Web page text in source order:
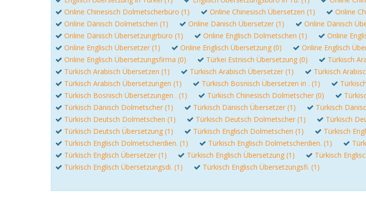
Online Chinesisch Dolmetscherbüro (1)
Online Chinesisch Übersetzen (1) Online
Online Dänisch Dolmetschen (1)
Online Dänisch Übersetzer (1) Online Dänisch
Online Dänisch Übersetzungrbüro (1)
Online Englisch Dolmetschen (1) Online
Online Englisch Übersetzer (1)
Online Englisch Übersetzung (0) Online Englisch
Online Englisch Übersetzungsfirma (0)
Türkei Estnisch Übersetzung (0) Türkisch
Türkisch Arabisch Übersetzen (1)
Türkisch Arabisch Übersetzer (1) Türkisch
Türkisch Arabisch Übersetzungen (1)
Türkisch Bosnisch Übersetzen in . (1)
Türkisch Bosnisch Übersetzungen . (1)
Türkisch Chinesisch Dolmetscher (0)
Türkisch Dänisch Dolmetscher (1)
Türkisch Dänisch Übersetzer (1) Türkisch
Türkisch Deutsch Dolmetschen (1)
Türkisch Deutsch Dolmetscher (1) Türkisch
Türkisch Deutsch Übersetzung (1)
Türkisch Englisch Dolmetschen (1) Türkisch
Türkisch Englisch Dolmetscherdien. (1)
Türkisch Englisch Dolmetscherdien. (1)
Türkisch Englisch Übersetzer (1)
Türkisch Englisch Übersetzung (1) Türkisch
Türkisch Englisch Übersetzungsdi. (1)
Türkisch Englisch Übersetzungsfi. (1)